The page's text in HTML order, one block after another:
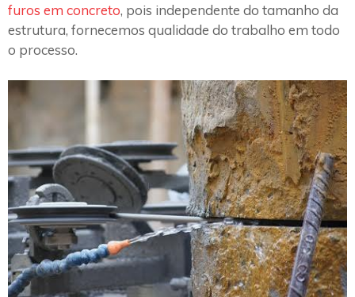
furos em concreto, pois independente do tamanho da
estrutura, fornecemos qualidade do trabalho em todo
o processo.